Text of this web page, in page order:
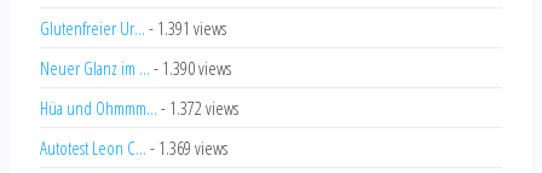
Glutenfreier Ur... - 1.391 views
Neuer Glanz im ... - 1.390 views
Hüa und Ohmmm... - 1.372 views
Autotest Leon C... - 1.369 views